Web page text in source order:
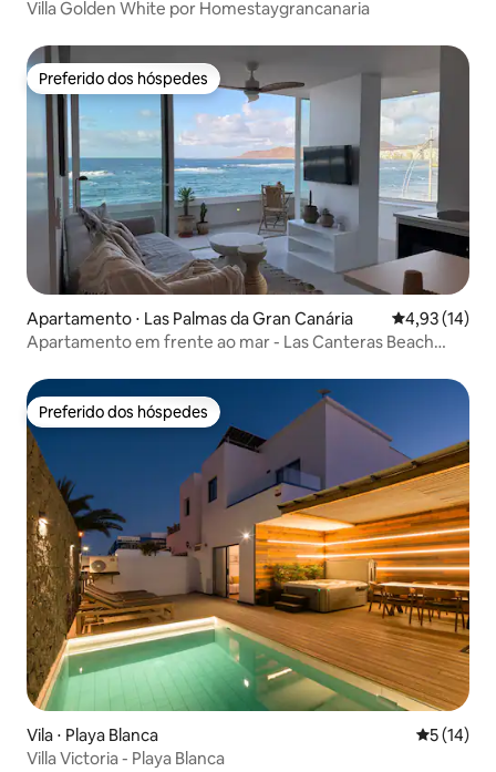
Villa Golden White por Homestaygrancanaria
Preferido dos hóspedes
Preferido dos hóspedes
Apartamento ⋅ Las Palmas da Gran Canária 4,93 de uma
4,93 (14)
Apartamento em frente ao mar - Las Canteras Beach
Preferido dos hóspedes
Preferido dos hóspedes
Vila ⋅ Playa Blanca 5 de uma
5 (14)
Villa Victoria - Playa Blanca